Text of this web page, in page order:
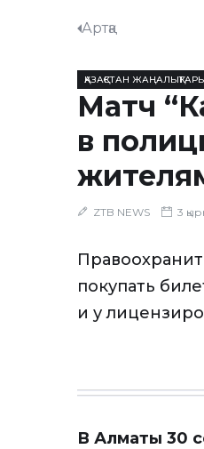
Артқа
ҚАЗАҚСТАН
Матч
в
ZTB NEWS 3
покупать
и у
В Алматы 30